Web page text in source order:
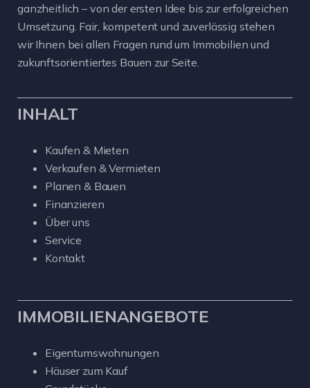
ganzheitlich – von der ersten Idee bis zur erfolgreichen
Umsetzung. Fair, kompetent und zuverlässig stehen
wir Ihnen bei allen Fragen rund um Immobilien und
zukunftsorientiertes Bauen zur Seite.
INHALT
Kaufen & Mieten
Verkaufen & Vermieten
Planen & Bauen
Finanzieren
Über uns
Service
Kontakt
IMMOBILIENANGEBOTE
Eigentumswohnungen
Häuser zum Kauf